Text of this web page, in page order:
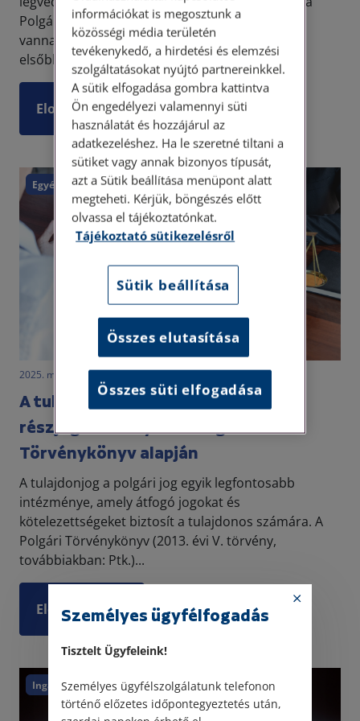
Polgári Törvénykönyv ismeri és elismeri, hogy
vannak olyan helyzetek, amikor a közérdek
elsőbbséget él...
Elolvasom
Egyéb
2025. március 3. • dr. Szalai Krisztina
A tulajdonost megillető
részjogosítványok a Polgári
Törvénykönyv alapján
A tulajdonjog a polgári jog egyik legfontosabb
intézménye, amely átfogó jogokat és
kötelezettségeket biztosít a tulajdonos számára. A
Polgári Törvénykönyv (2013. évi V. törvény,
továbbiakban: Ptk.)...
Elolvasom
Ingatlan
Személyes ügyfélfogadás
Tisztelt Ügyfeleink!
Személyes ügyfélszolgálatunk telefonon
történő előzetes időpontegyeztetés után,
információkat is megosztunk a
közösségi média területén
tevékenykedő, a hirdetési és elemzési
szolgáltatásokat nyújtó partnereinkkel.
A sütik elfogadása gombra kattintva
Ön engedélyezi valamennyi süti
használatát és hozzájárul az
adatkezeléshez. Ha le szeretné tiltani a
sütiket vagy annak bizonyos típusát,
azt a Sütik beállítása menüpont alatt
megteheti. Kérjük, böngészés előtt
olvassa el tájékoztatónkat.
Tájékoztató sütikezelésről
Sütik beállítása
Összes elutasítása
Összes süti elfogadása